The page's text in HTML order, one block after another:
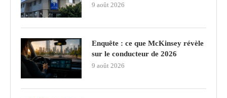
9 août 2026
Enquête : ce que McKinsey révèle
sur le conducteur de 2026
9 août 2026